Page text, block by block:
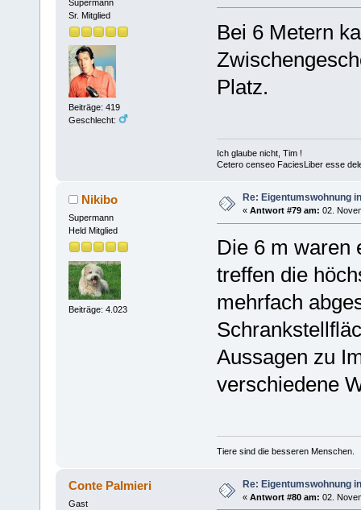
Supermann
Sr. Mitglied
Beiträge: 419
Geschlecht:
Bei 6 Metern
Platz.
Ich glaube nicht, Tim !
Cetero censeo FaciesLiber esse
Nikibo
Supermann
Held Mitglied
Beiträge: 4.023
Re: Eigentumswohnung
« Antwort #79 am: 02.
Die 6 m waren
treffen die
mehrfach
Aussagen zu
verschiedene
Tiere sind die besseren Menschen.
Conte Palmieri
Gast
Re: Eigentumswohnung
« Antwort #80 am: 02.